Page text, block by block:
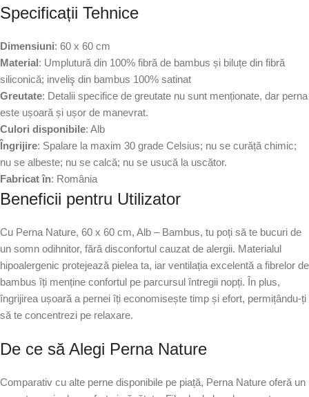
Specificații Tehnice
Dimensiuni: 60 x 60 cm
Material: Umplutură din 100% fibră de bambus și biluțe din fibră
siliconică; inveliş din bambus 100% satinat
Greutate: Detalii specifice de greutate nu sunt menționate, dar perna
este ușoară și ușor de manevrat.
Culori disponibile: Alb
Îngrijire: Spalare la maxim 30 grade Celsius; nu se curăță chimic;
nu se albeste; nu se calcă; nu se usucă la uscător.
Fabricat în: România
Beneficii pentru Utilizator
Cu Perna Nature, 60 x 60 cm, Alb – Bambus, tu poți să te bucuri de
un somn odihnitor, fără disconfortul cauzat de alergii. Materialul
hipoalergenic protejează pielea ta, iar ventilația excelentă a fibrelor de
bambus îți menține confortul pe parcursul întregii nopți. În plus,
îngrijirea ușoară a pernei îți economisește timp și efort, permițându-ți
să te concentrezi pe relaxare.
De ce să Alegi Perna Nature
Comparativ cu alte perne disponibile pe piață, Perna Nature oferă un